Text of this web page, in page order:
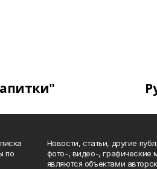
по
Новости, статьи, другие
фото-, видео-, графические
являются объектами